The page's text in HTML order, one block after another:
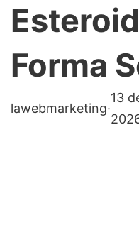
Forma
lawebmarketing·
13